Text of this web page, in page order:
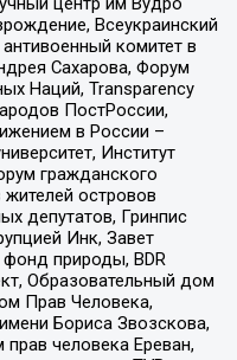
Всеукраинский
комитет в
Сахарова, Форум
Наций, Transparеncy
ПостРоссии,
в России –
Институт
гражданского
островов
депутатов, Гринпис
Инк, Завет
фонд природы, BDR
Образовательный дом
Прав Человека,
Бориса Звозскова,
человека Ереван,